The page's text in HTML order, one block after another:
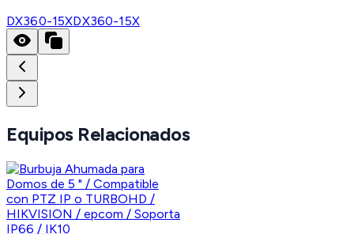
DX360-15XDX360-15X
Equipos Relacionados